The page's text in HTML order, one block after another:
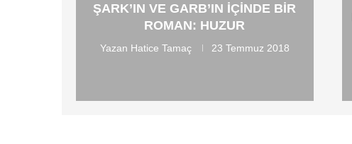
ŞARK’IN VE GARB’IN İÇINDE BIR
ROMAN: HUZUR
Yazan Hatice Tamaç 23 Temmuz 2018